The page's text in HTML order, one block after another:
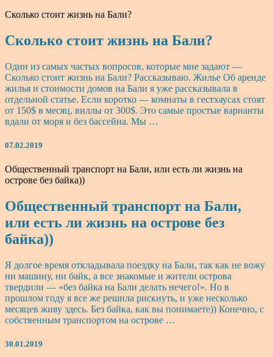
Сколько стоит жизнь на Бали?
Сколько стоит жизнь на Бали?
Один из самых частых вопросов, которые мне задают —
Сколько стоит жизнь на Бали? Рассказываю. Жилье Об аренде
жилья и стоимости домов на Бали я уже рассказывала в
отдельной статье. Если коротко — комнаты в гестхаусах стоят
от 150$ в месяц, виллы от 300$. Это самые простые варианты
вдали от моря и без бассейна. Мы …
07.02.2019
Общественный транспорт на Бали, или есть ли жизнь на
острове без байка))
Общественный транспорт на Бали,
или есть ли жизнь на острове без
байка))
Я долгое время откладывала поездку на Бали, так как не вожу
ни машину, ни байк, а все знакомые и жители острова
твердили — «без байка на Бали делать нечего!». Но в
прошлом году я все же решила рискнуть, и уже несколько
месяцев живу здесь. Без байка, как вы понимаете)) Конечно, с
собственным транспортом на острове …
30.01.2019